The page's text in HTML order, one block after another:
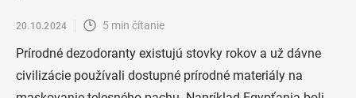
20.10.2024 5 min čítanie
Prírodné dezodoranty existujú stovky rokov a už dávne
civilizácie používali dostupné prírodné materiály na